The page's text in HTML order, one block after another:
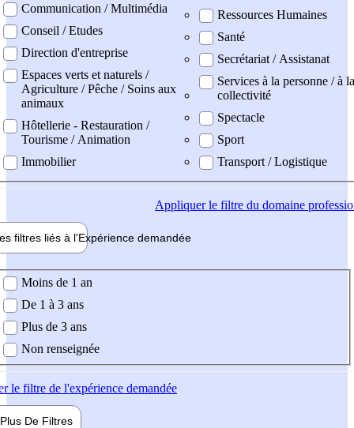
Communication / Multimédia
Conseil / Etudes
Direction d'entreprise
Espaces verts et naturels /
Agriculture / Pêche / Soins aux
animaux
Hôtellerie - Restauration /
Tourisme / Animation
Immobilier
Ressources Humaines
Santé
Secrétariat / Assistanat
Services à la personne / à la
collectivité
Spectacle
Sport
Transport / Logistique
Appliquerle filtre du domaine
filtres liés à l'Expérience demandée
demandée
Moins de 1 an
De 1 à 3 ans
Plus de 3 ans
Non renseignée
le filtre de l'expérience demandée
Plus De Filtres